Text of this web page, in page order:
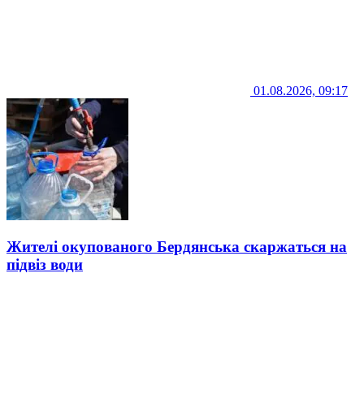
01.08.2026, 09:17
Жителі окупованого Бердянська скаржаться на
підвіз води